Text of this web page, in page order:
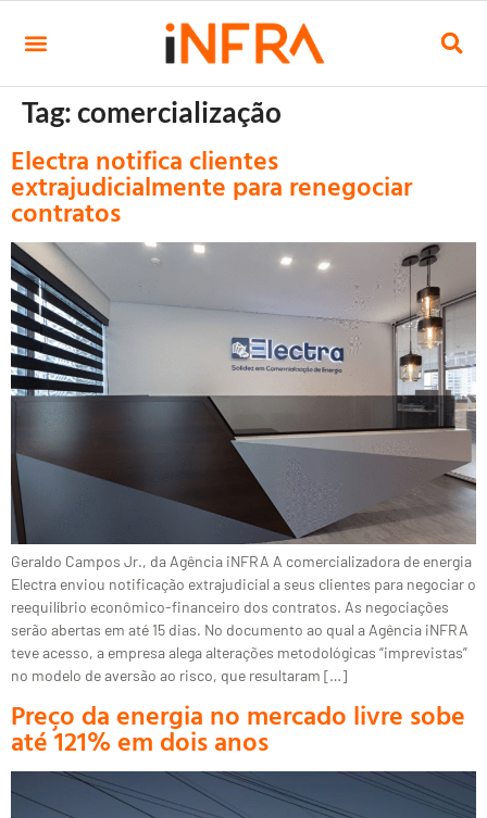
Tag:comercialização
Electra notifica clientes
extrajudicialmente para renegociar
contratos
Geraldo Campos Jr., da Agência iNFRA A comercializadora de energia
Electra enviou notificação extrajudicial a seus clientes para negociar o
reequilíbrio econômico-financeiro dos contratos. As negociações
serão abertas em até 15 dias. No documento ao qual a Agência iNFRA
teve acesso, a empresa alega alterações metodológicas “imprevistas”
no modelo de aversão ao risco, que resultaram […]
Preço da energia no mercado livre sobe
até 121% em dois anos